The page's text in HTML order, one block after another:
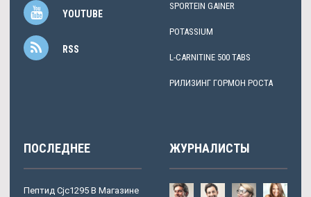
YOUTUBE
RSS
SPORTEIN GAINER
POTASSIUM
L-CARNITINE 500 TABS
РИЛИЗИНГ ГОРМОН РОСТА
ПОСЛЕДНЕЕ
Пептид Cjc1295 В Магазине
ЖУРНАЛИСТЫ